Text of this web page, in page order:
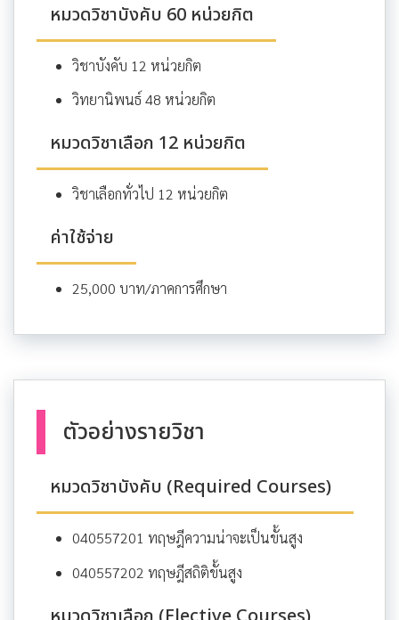
หมวดวิชาบังคับ 60 หน่วยกิต
วิชาบังคับ 12 หน่วยกิต
วิทยานิพนธ์ 48 หน่วยกิต
หมวดวิชาเลือก 12 หน่วยกิต
วิชาเลือกทั่วไป 12 หน่วยกิต
ค่าใช้จ่าย
25,000 บาท/ภาคการศึกษา
ตัวอย่างรายวิชา
หมวดวิชาบังคับ (Required Courses)
040557201 ทฤษฎีความน่าจะเป็นขั้นสูง
040557202 ทฤษฎีสถิติขั้นสูง